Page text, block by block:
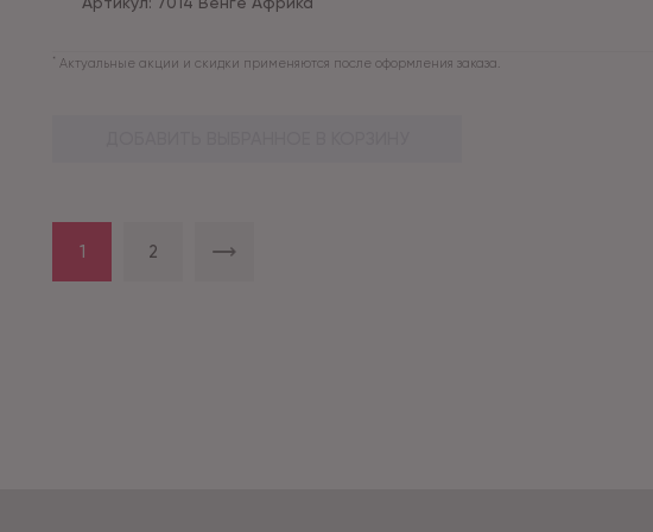
* Актуальные акции и скидки применяются после оформления заказа.
1 2